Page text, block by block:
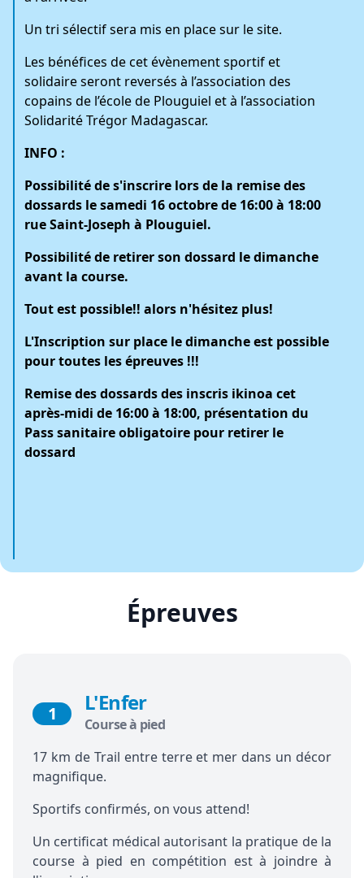
Un tri sélectif sera mis en place sur le site.
Les bénéfices de cet évènement sportif et
solidaire seront reversés à l’association des
copains de l’école de Plouguiel et à l’association
Solidarité Trégor Madagascar.
INFO :
Possibilité de s'inscrire lors de la remise des
dossards le samedi 16 octobre de 16:00 à 18:00
rue Saint-Joseph à Plouguiel.
Possibilité de retirer son dossard le dimanche
avant la course.
Tout est possible!! alors n'hésitez plus!
L'Inscription sur place le dimanche est possible
pour toutes les épreuves !!!
Remise des dossards des inscris ikinoa cet
après-midi de 16:00 à 18:00, présentation du
Pass sanitaire obligatoire pour retirer le
dossard
Épreuves
1 L'Enfer
Course à pied
17 km de Trail entre terre et mer dans un décor
magnifique.
Sportifs confirmés, on vous attend!
Un certificat médical autorisant la pratique de la
course à pied en compétition est à joindre à